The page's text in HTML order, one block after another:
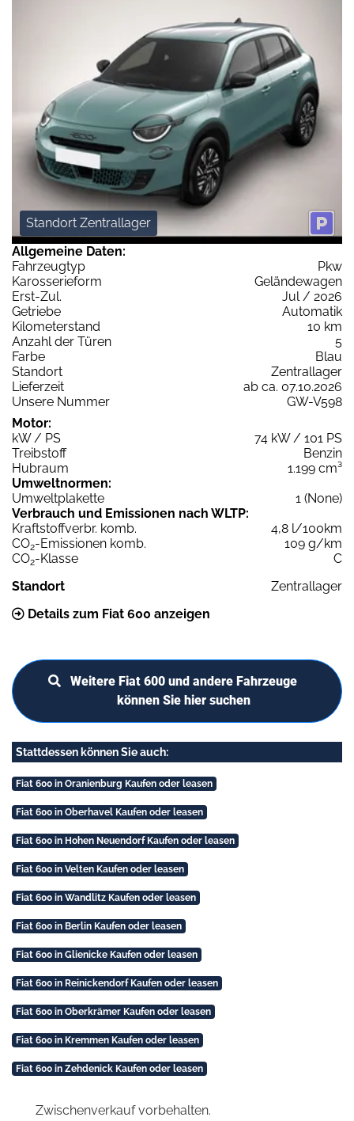
Standort Zentrallager
Allgemeine Daten:
Fahrzeugtyp
Pkw
Karosserieform
Geländewagen
Erst-Zul.
Jul / 2026
Getriebe
Automatik
Kilometerstand
10 km
Anzahl der Türen
5
Farbe
Blau
Standort
Zentrallager
Lieferzeit
ab ca. 07.10.2026
Unsere Nummer
GW-V598
Motor:
kW / PS
74 kW / 101 PS
Treibstoff
Benzin
Hubraum
1.199 cm³
Umweltnormen:
Umweltplakette
1 (None)
Verbrauch und Emissionen nach WLTP:
Kraftstoffverbr. komb.
4,8 l/100km
CO2-Emissionen komb.
109 g/km
CO2-Klasse
C
Standort
Zentrallager
Details zum Fiat 600 anzeigen
Weitere Fiat 600 und andere Fahrzeuge
können Sie hier suchen
Stattdessen können Sie auch:
Fiat 600 in Oranienburg Kaufen oder leasen
Fiat 600 in Oberhavel Kaufen oder leasen
Fiat 600 in Hohen Neuendorf Kaufen oder leasen
Fiat 600 in Velten Kaufen oder leasen
Fiat 600 in Wandlitz Kaufen oder leasen
Fiat 600 in Berlin Kaufen oder leasen
Fiat 600 in Glienicke Kaufen oder leasen
Fiat 600 in Reinickendorf Kaufen oder leasen
Fiat 600 in Oberkrämer Kaufen oder leasen
Fiat 600 in Kremmen Kaufen oder leasen
Fiat 600 in Zehdenick Kaufen oder leasen
Zwischenverkauf vorbehalten.